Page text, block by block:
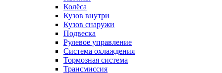
Колёса
Кузов внутри
Кузов снаружи
Подвеска
Рулевое управление
Система охлаждения
Тормозная система
Трансмиссия